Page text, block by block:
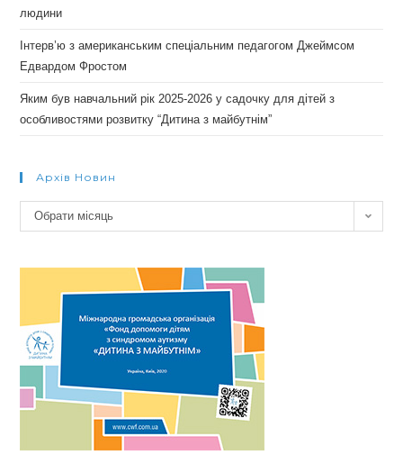
людини
Інтерв’ю з американським спеціальним педагогом Джеймсом
Едвардом Фростом
Яким був навчальний рік 2025-2026 у садочку для дітей з
особливостями розвитку “Дитина з майбутнім”
Архів Новин
Архів
новин
Обрати місяць